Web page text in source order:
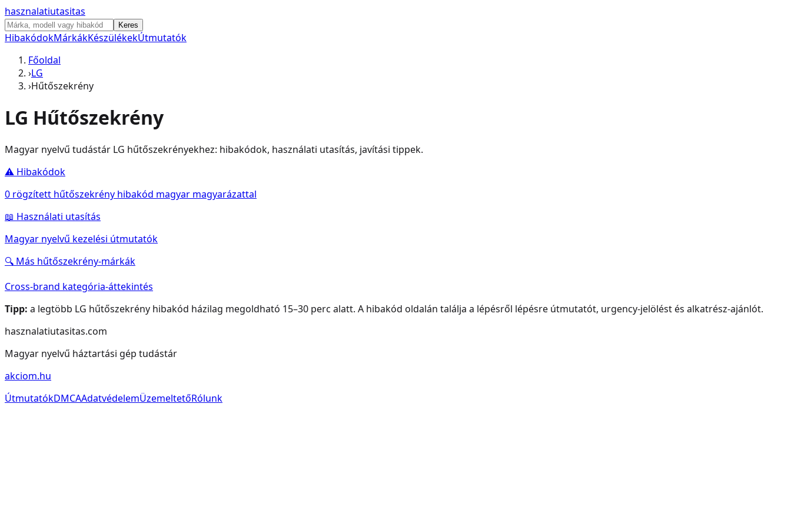
hasznalatiutasitas
Keres
HibakódokMárkákKészülékekÚtmutatók
Főoldal
›LG
›Hűtőszekrény
LG Hűtőszekrény
Magyar nyelvű tudástár LG hűtőszekrényekhez: hibakódok, használati utasítás, javítási tippek.
⚠️ Hibakódok
0 rögzített hűtőszekrény hibakód magyar magyarázattal
📖 Használati utasítás
Magyar nyelvű kezelési útmutatók
🔍 Más hűtőszekrény-márkák
Cross-brand kategória-áttekintés
Tipp: a legtöbb LG hűtőszekrény hibakód házilag megoldható 15–30 perc alatt. A hibakód oldalán találja a lépésről lépésre útmutatót, urgency-jelölést és alkatrész-ajánlót.
hasznalatiutasitas.com
Magyar nyelvű háztartási gép tudástár
akciom.hu
ÚtmutatókDMCAAdatvédelemÜzemeltetőRólunk